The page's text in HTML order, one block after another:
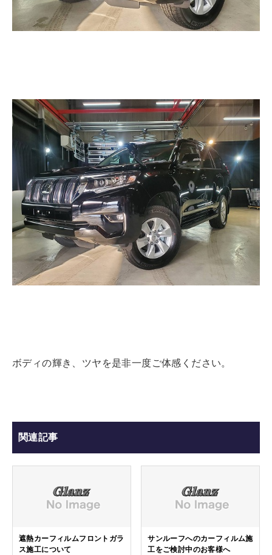
ボディの輝き、ツヤを是非一度ご体感ください。
関連記事
遮熱カーフィルムフロントガラ
ス施工について
サンルーフへのカーフィルム施
工をご検討中のお客様へ